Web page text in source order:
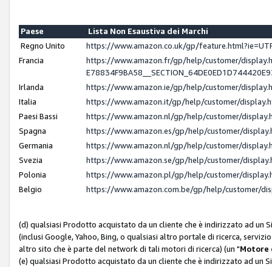
Paese
Lista Non Esaustiva dei Marchi
Regno Unito
https://www.amazon.co.uk/gp/
Francia
https://www.amazon.fr/gp/help/customer/
Irlanda
https://www.amazon.ie/gp/help/customer/
Italia
https://www.amazon.it/gp/help/customer/
Paesi Bassi
https://www.amazon.nl/gp/help/customer/
Spagna
https://www.amazon.es/gp/help/customer/
Germania
https://www.amazon.nl/gp/help/customer/
Svezia
https://www.amazon.se/gp/help/customer/
Polonia
https://www.amazon.pl/gp/help/customer/
Belgio
https://www.amazon.com.be/gp/help/customer/
(d) qualsiasi Prodotto acquistato da un cliente che è indirizzato ad un
(inclusi Google, Yahoo, Bing, o qualsiasi altro portale di ricerca,
altro sito che è parte del network di tali motori di ricerca) (un "Motore
(e) qualsiasi Prodotto acquistato da un cliente che è indirizzato ad un